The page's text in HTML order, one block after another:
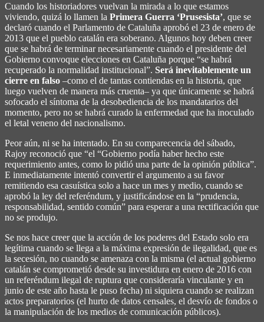
Cuando los historiadores vuelvan la mirada a lo que estamos
viviendo, quizá lo llamen la Primera Guerra ‘Prusesista’, que se
declaró cuando el Parlamento de Cataluña aprobó el 23 de enero de
2013 que el pueblo catalán era soberano. Algunos hoy deben creer
que se habrá de terminar necesariamente cuando el presidente del
Gobierno convoque elecciones en Cataluña porque “se habrá
recuperado la normalidad institucional”. Será inevitablemente un
cierre en falso –como el de tantas contiendas en la historia, que
luego vuelven de manera más cruenta– ya que únicamente se habrá
sofocado el síntoma de la desobediencia de los mandatarios del
momento, pero no se habrá curado la enfermedad que ha inoculado
el letal veneno del nacionalismo.
Peor aún, ni se ha intentado. En su comparecencia del sábado,
Rajoy reconoció que “el “Gobierno podía haber hecho este
requerimiento antes, como lo pidió una parte de la opinión pública”.
E inmediatamente intentó convertir el argumento a su favor
remitiendo esa casuística solo a hace un mes y medio, cuando se
aprobó la ley del referéndum, y justificándose en la “prudencia,
responsabilidad, sentido común” para esperar a una rectificación que
no se produjo.
Se nos hace creer que la acción de los poderes del Estado solo era
legítima cuando se llega a la máxima expresión de ilegalidad, que es
la secesión, no cuando se amenaza con la misma (el actual gobierno
catalán se comprometió desde su investidura en enero de 2016 con
un referéndum ilegal de ruptura que consideraría vinculante y en
junio de este año hasta le puso fecha) ni siquiera cuando se realizan
actos preparatorios (el hurto de datos censales, el desvío de fondos o
la manipulación de los medios de comunicación públicos).